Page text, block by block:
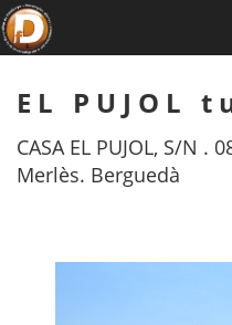
EL PUJOL
CASA EL PUJOL, S/N .
Merlès. Berguedà